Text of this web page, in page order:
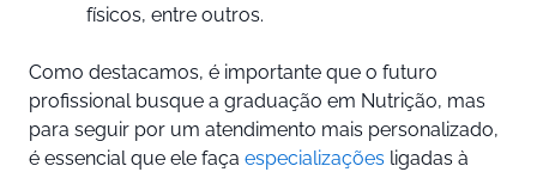
físicos, entre outros.
Como destacamos, é importante que o futuro
profissional busque a graduação em Nutrição, mas
para seguir por um atendimento mais personalizado,
é essencial que ele faça especializações ligadas à